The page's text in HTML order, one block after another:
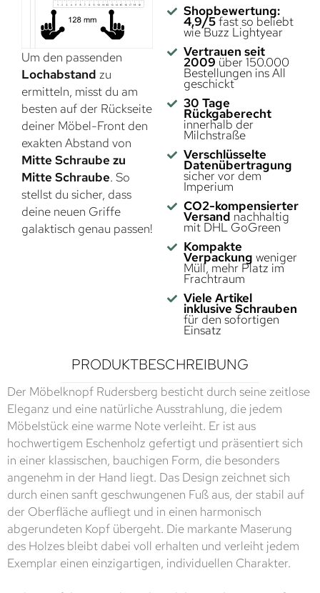
Um den passenden
Lochabstand zu
ermitteln, misst du am
besten auf der Rückseite
deiner Möbel-Front den
exakten Abstand von
Mitte Schraube zu
Mitte Schraube. So
stellst du sicher, dass
deine neuen Griffe
galaktisch genau passen!
Shopbewertung:
4,9/5fast so beliebt
wie Buzz Lightyear
Vertrauen seit
2009 über 150.000
Bestellungen ins All
geschickt
30 Tage
Rückgaberecht
innerhalb der
Milchstraße
Verschlüsselte
Datenübertragung
sicher vor dem
Imperium
CO2-kompensierter
Versand nachhaltig
mit DHL GoGreen
Kompakte
Verpackung weniger
Müll, mehr Platz im
Frachtraum
Viele Artikel
inklusive Schrauben
für den sofortigen
Einsatz
PRODUKTBESCHREIBUNG
Der Möbelknopf Rudersberg besticht durch seine zeitlose
Eleganz und eine natürliche Ausstrahlung, die jedem
Möbelstück eine warme Note verleiht. Er ist aus
hochwertigem Eschenholz gefertigt und präsentiert sich
in einer klassischen, bauchigen Form, die besonders
angenehm in der Hand liegt. Das Design zeichnet sich
durch einen sanft geschwungenen Fuß aus, der stabil auf
der Oberfläche aufliegt und in einen harmonisch
abgerundeten Kopf übergeht. Die markante Maserung
des Holzes bleibt dabei voll erhalten und verleiht jedem
Exemplar einen einzigartigen, individuellen Charakter.